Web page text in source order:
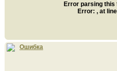
Error parsing this
Error: , at
Ошибка